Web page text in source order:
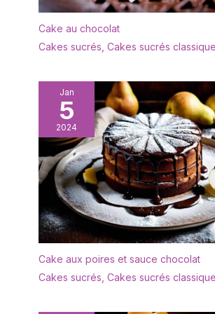
rebords
propres.
la fête des
EMBALLAGE:
emballage
protège la
toute sécurité
transport.
offrirons un
les plateaux
cassés
mesure L 35,3
pour contenir
des fruits, des
des collations
pâtisseries.
brunch, le
le mariage et
d'autres
plateau de
Wishdeco
utilisé non
comme
aussi comme
de taille
d'assiettes
Cake au chocolat
Cakes sucrés Cakes sucrés
Jan
5
2024
Cake aux poires et sauce chocolat
Cakes sucrés Cakes sucrés